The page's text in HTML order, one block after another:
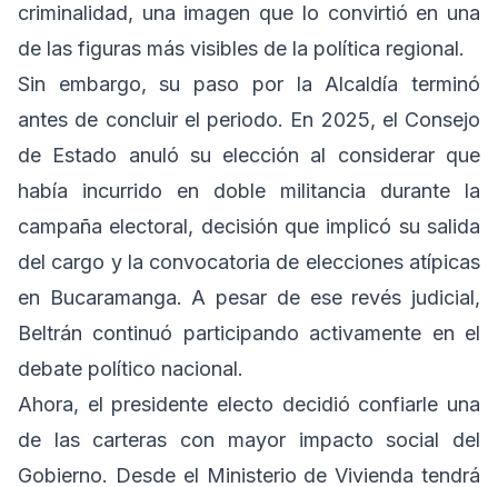
criminalidad, una imagen que lo convirtió en una
de las figuras más visibles de la política regional.
Sin embargo, su paso por la Alcaldía terminó
antes de concluir el periodo. En 2025, el Consejo
de Estado anuló su elección al considerar que
había incurrido en doble militancia durante la
campaña electoral, decisión que implicó su salida
del cargo y la convocatoria de elecciones atípicas
en Bucaramanga. A pesar de ese revés judicial,
Beltrán continuó participando activamente en el
debate político nacional.
Ahora, el presidente electo decidió confiarle una
de las carteras con mayor impacto social del
Gobierno. Desde el Ministerio de Vivienda tendrá